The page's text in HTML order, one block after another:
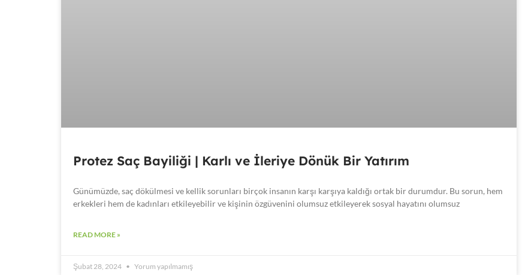
Protez Saç Bayiliği | Karlı ve İleriye Dönük Bir Yatırım
Günümüzde, saç dökülmesi ve kellik sorunları birçok insanın karşı karşıya kaldığı ortak bir durumdur. Bu sorun, hem
erkekleri hem de kadınları etkileyebilir ve kişinin özgüvenini olumsuz etkileyerek sosyal hayatını olumsuz
READ MORE »
Şubat 28, 2024 Yorum yapılmamış